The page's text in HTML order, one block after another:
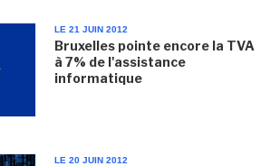
LE 21 JUIN 2012
Bruxelles pointe encore la TVA
à 7% de l'assistance
informatique
LE 20 JUIN 2012